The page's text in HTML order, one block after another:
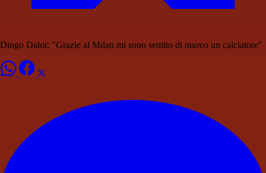
Diogo Dalot: "Grazie al Milan mi sono sentito di nuovo un calciatore"